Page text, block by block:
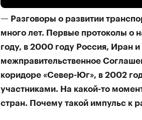
— Разговоры о развитии
много лет. Первые протоколы о
году, в 2000 году Россия, Иран
межправительственное
коридоре «Север-Юг», в 2002
участниками. На какой-то
стран. Почему такой импульс к